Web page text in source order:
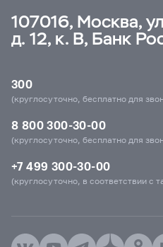
107016, Москва,
д. 12, к. В, Банк
300
(круглосуточно, бесплатно для
8 800 300-30-00
(круглосуточно, бесплатно для
+7 499 300-30-00
(круглосуточно, в соответствии с